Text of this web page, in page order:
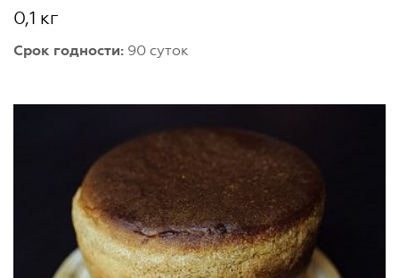
0,1 кг
Срок годности: 90 суток